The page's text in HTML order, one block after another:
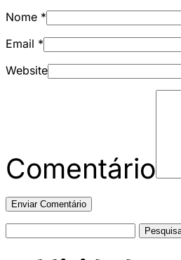
Nome *
Email *
Website
Comentário